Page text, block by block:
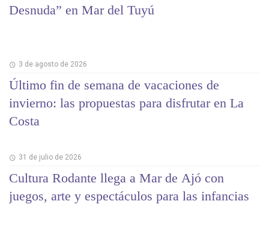
Desnuda” en Mar del Tuyú
3 de agosto de 2026
Último fin de semana de vacaciones de
invierno: las propuestas para disfrutar en La
Costa
31 de julio de 2026
Cultura Rodante llega a Mar de Ajó con
juegos, arte y espectáculos para las infancias